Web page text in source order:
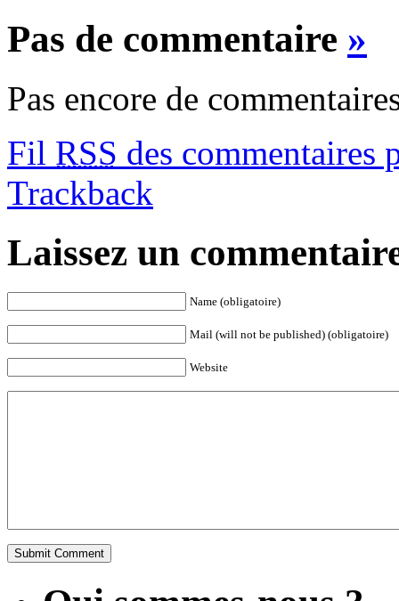
Pas de commentaire »
Pas encore de
Fil RSS des commentaires
Trackback
Laissez un
Name (obligatoire)
Mail (will not be published) (obligatoire)
Website